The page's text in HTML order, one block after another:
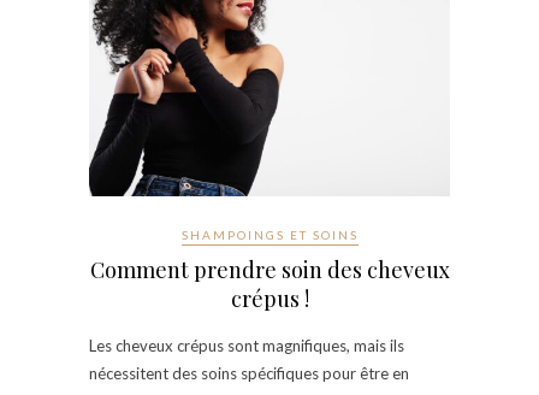
SHAMPOINGS ET SOINS
Comment prendre soin des cheveux
crépus !
Les cheveux crépus sont magnifiques, mais ils
nécessitent des soins spécifiques pour être en